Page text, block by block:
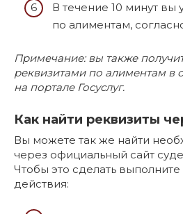
В течение 10 минут вы
по алиментам,
Примечание: вы также
реквизитами по алиментам в
на портале Госуслуг.
Как найти реквизиты
Вы можете так же найти
через официальный сайт
Чтобы это сделать
действия: